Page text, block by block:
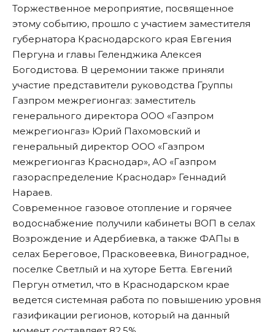
Торжественное мероприятие, посвященное
этому событию, прошло с участием заместителя
губернатора Краснодарского края Евгения
Пергуна и главы Геленджика Алексея
Богодистова. В церемонии также приняли
участие представители руководства Группы
Газпром межрегионгаз: заместитель
генерального директора ООО «Газпром
межрегионгаз» Юрий Пахомовский и
генеральный директор ООО «Газпром
межрегионгаз Краснодар», АО «Газпром
газораспределение Краснодар» Геннадий
Нараев.
Современное газовое отопление и горячее
водоснабжение получили кабинеты ВОП в селах
Возрождение и Адербиевка, а также ФАПы в
селах Береговое, Прасковеевка, Виноградное,
поселке Светлый и на хуторе Бетта. Евгений
Пергун отметил, что в Краснодарском крае
ведется системная работа по повышению уровня
газификации регионов, который на данный